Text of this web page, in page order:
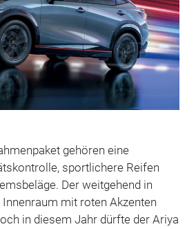
gehören eine
sportlichere Reifen
Der weitgehend in
mit roten Akzenten
in diesem Jahr dürfte der Ariya